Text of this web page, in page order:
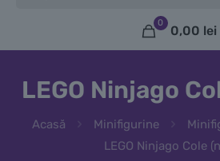
0
0,00 lei
LEGO Ninjago
Acasă Minifigurine
LEGO Ninjago Cole